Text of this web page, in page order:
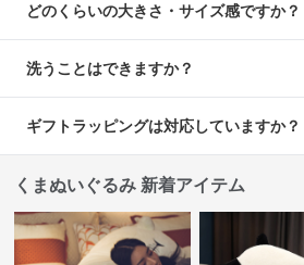
どのくらいの大きさ・サイズ感ですか？
洗うことはできますか？
ギフトラッピングは対応していますか？
くまぬいぐるみ 新着アイテム